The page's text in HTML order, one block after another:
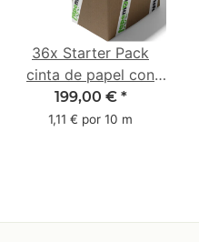
36x Starter Pack
cinta de papel con
logo - 1 color - 50
mm x 50 m - caucho
199,00 € *
1,11 € por 10 m